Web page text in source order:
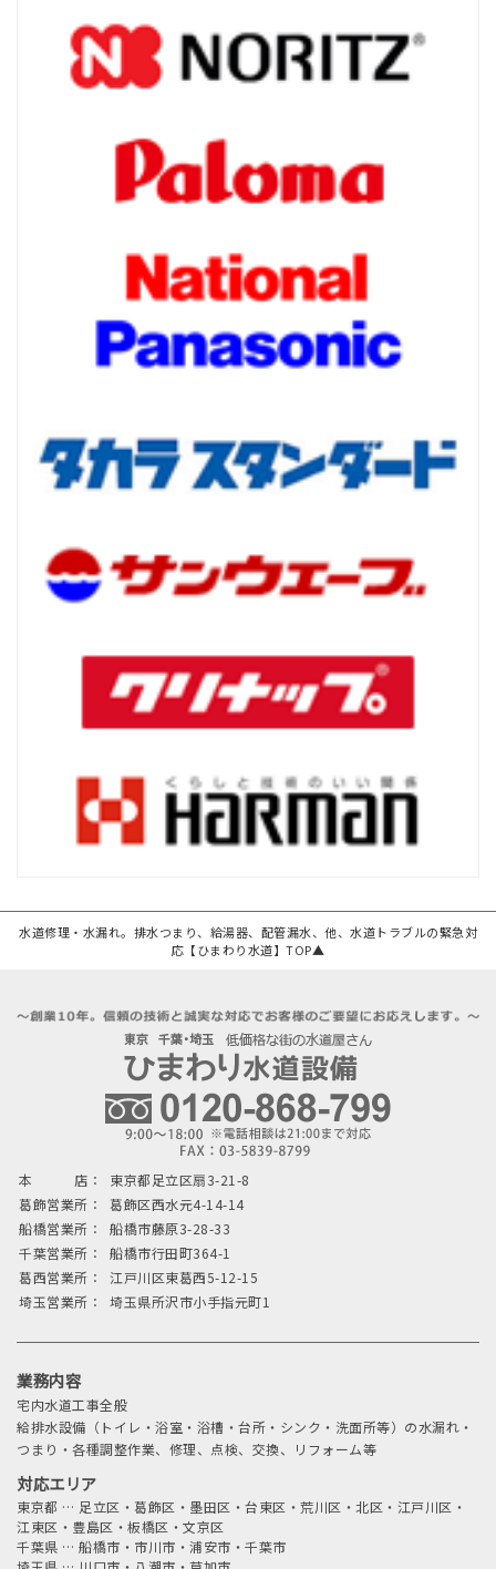
水道修理・水漏れ。排水つまり、給湯器、配管漏水、他、水道トラブルの緊急対
応【ひまわり水道】TOP▲
本 店：
東京都足立区扇3-21-8
葛飾営業所：
葛飾区西水元4-14-14
船橋営業所：
船橋市藤原3-28-33
千葉営業所：
船橋市行田町364-1
葛西営業所：
江戸川区東葛西5-12-15
埼玉営業所：
埼玉県所沢市小手指元町1
業務内容
宅内水道工事全般
給排水設備（トイレ・浴室・浴槽・台所・シンク・洗面所等）の水漏れ・
つまり・各種調整作業、修理、点検、交換、リフォーム等
対応エリア
東京都 … 足立区・葛飾区・墨田区・台東区・荒川区・北区・江戸川区・
江東区・豊島区・板橋区・文京区
千葉県 … 船橋市・市川市・浦安市・千葉市